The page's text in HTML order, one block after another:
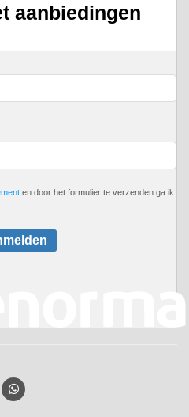
aanbiedingen
en door het formulier te verzenden ga ik